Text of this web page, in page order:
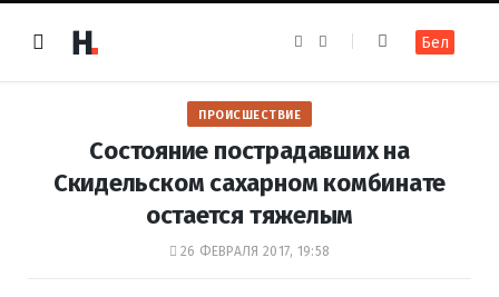
e
b
o
k
t
a
m
Бел
ПРОИСШЕСТВИЕ
Состояние пострадавших на
Скидельском сахарном комбинате
остается тяжелым
26 ФЕВРАЛЯ 2017, 19:58